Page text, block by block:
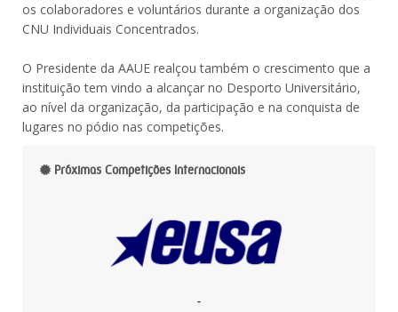
os colaboradores e voluntários durante a organização dos
CNU Individuais Concentrados.
O Presidente da AAUE realçou também o crescimento que a
instituição tem vindo a alcançar no Desporto Universitário,
ao nível da organização, da participação e na conquista de
lugares no pódio nas competições.
Próximas Competições Internacionais
-